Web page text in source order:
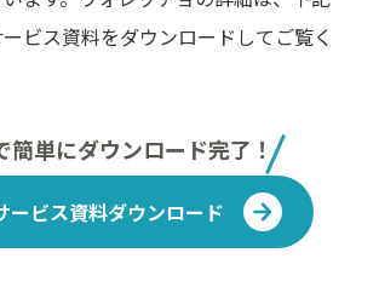
ビス資料をダウンロードしてご覧く
簡単にダウンロード完了！
ービス資料ダウンロード